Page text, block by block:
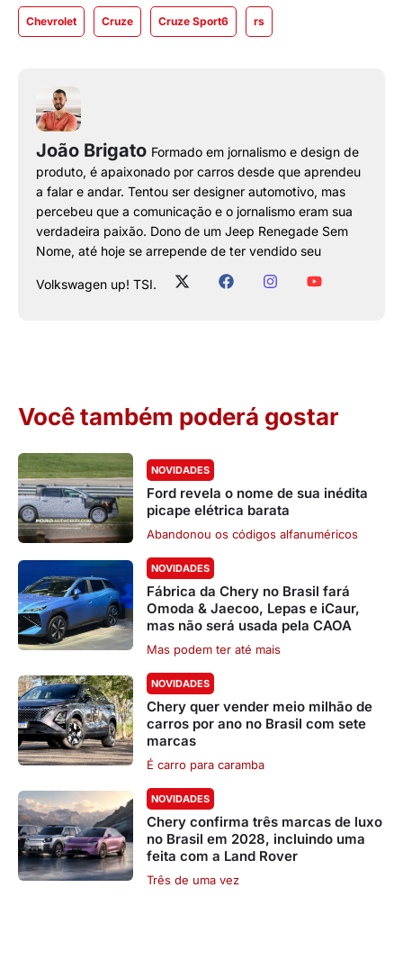
Chevrolet Cruze Cruze Sport6 rs
João Brigato Formado em jornalismo e design de
produto, é apaixonado por carros desde que aprendeu
a falar e andar. Tentou ser designer automotivo, mas
percebeu que a comunicação e o jornalismo eram sua
verdadeira paixão. Dono de um Jeep Renegade Sem
Nome, até hoje se arrepende de ter vendido seu
Volkswagen up! TSI.
Você também poderá gostar
NOVIDADES
Ford revela o nome de sua inédita
picape elétrica barata
Abandonou os códigos alfanuméricos
NOVIDADES
Fábrica da Chery no Brasil fará
Omoda & Jaecoo, Lepas e iCaur,
mas não será usada pela CAOA
Mas podem ter até mais
NOVIDADES
Chery quer vender meio milhão de
carros por ano no Brasil com sete
marcas
É carro para caramba
NOVIDADES
Chery confirma três marcas de luxo
no Brasil em 2028, incluindo uma
feita com a Land Rover
Três de uma vez